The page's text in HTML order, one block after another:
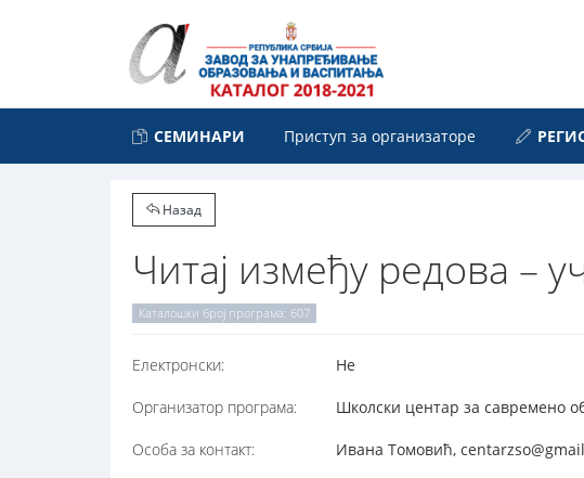
СЕМИНАРИ Приступ за организаторе
Назад
Читај између редова –
Каталошки број програма: 607
Електронски: Не
Организатор програма: Школски центар за савремено
Особа за контакт: Ивана Томовић,